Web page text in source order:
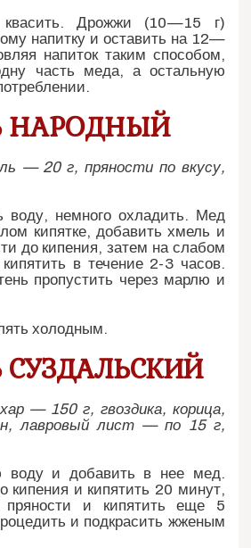
квасить. Дрожжи (10—15 г)
напитку и оставить на 12—
напиток таким способом,
часть меда, а остальную
НАРОДНЫЙ
— 20 г, пряности по вкусу,
воду, немного охладить. Мед
кипятке, добавить хмель и
до кипения, затем на слабом
в течение 2-3 часов.
пропустить через марлю и
холодным.
СУЗДАЛЬСКИЙ
— 150 г, гвоздика, корица,
лавровый лист — по 15 г,
воду и добавить в нее мед.
кипения и кипятить 20 минут,
пряности и кипятить еще 5
и подкрасить жженым